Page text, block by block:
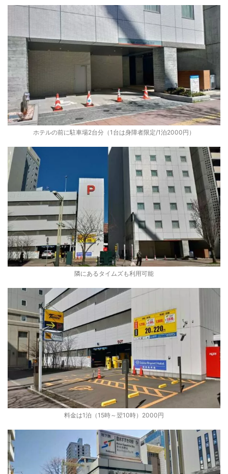
ホテルの前に駐車場2台分（1台は身障者限定/1泊2000円）
隣にあるタイムズも利用可能
料金は1泊（15時～翌10時）2000円